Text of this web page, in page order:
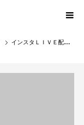
インスタＬＩＶＥ配信告知★